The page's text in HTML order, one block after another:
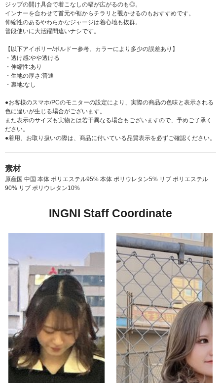
ジップの開け具合で着こなしの幅が広がるのも◎。
インナーを合わせて首元や裾からチラリと覗かせるのもおすすめです。
伸縮性のあるやわらかなジャージは着心地も抜群。
普段使いに大活躍間違いナシです。
【以下アイボリー/ボルドー参考。カラーにより多少の誤差あり】
・透け感:やや透ける
・伸縮性:あり
・生地の厚さ:普通
・裏地:なし
●お客様のスマホ/PCのモニターの設定により、実際の商品の色味と表示される
色に違いが生じる場合がございます。
また表示のサイズも実物とは若干異なる場合もございますので、予めご了承く
ださい。
●着用、お取り扱いの際は、商品に付いている品質表示を必ずご確認ください。
素材
原産国 中国 本体 ポリエステル95% 本体 ポリウレタン5% リブ ポリエステル
90% リブ ポリウレタン10%
INGNI Staff Coordinate